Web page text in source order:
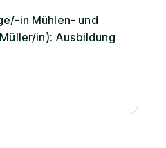
­-in Mühlen- und
­in): Ausbildung